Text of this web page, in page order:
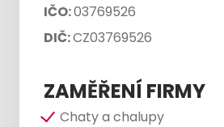
IČO:03769526
DIČ:CZ03769526
ZAMĚŘENÍ FIRMY
Chaty a chalupy